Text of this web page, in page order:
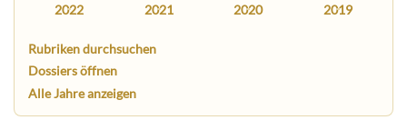
2022 2021 2020 2019
Rubriken durchsuchen
Dossiers öffnen
Alle Jahre anzeigen